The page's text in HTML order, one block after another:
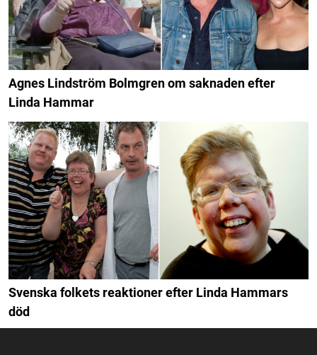
Agnes Lindström Bolmgren om saknaden efter
Linda Hammar
Svenska folkets reaktioner efter Linda Hammars
död